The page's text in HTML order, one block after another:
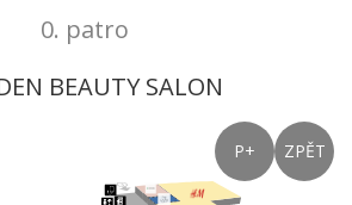
0. patro
BEAUTY SALON
ZPĚT
P+